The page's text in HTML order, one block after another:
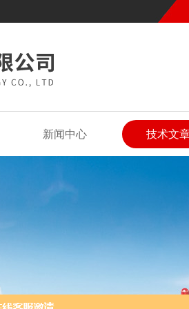
新闻中心 技术文